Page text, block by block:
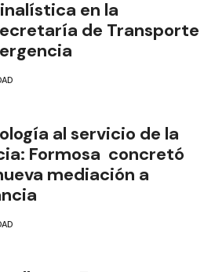
de Estudiantes de
en la
de Transporte
al servicio de la
Formosa concretó
mediación a